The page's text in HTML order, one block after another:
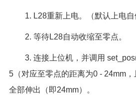
1. L28重新上电。（默认上电自
2. 等待L28自动收缩至零点。
3. 连接上位机，并调用
5（对应至零点的距离为0 - 24mm
全部伸出（即24mm）。